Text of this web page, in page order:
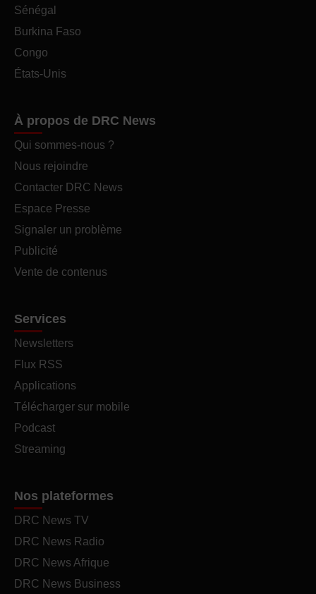
Sénégal
Burkina Faso
Congo
États-Unis
À propos de DRC News
Qui sommes-nous ?
Nous rejoindre
Contacter DRC News
Espace Presse
Signaler un problème
Publicité
Vente de contenus
Services
Newsletters
Flux RSS
Applications
Télécharger sur mobile
Podcast
Streaming
Nos plateformes
DRC News TV
DRC News Radio
DRC News Afrique
DRC News Business